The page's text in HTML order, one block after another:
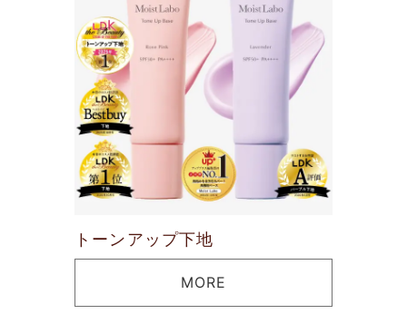
トーンアップ下地
MORE